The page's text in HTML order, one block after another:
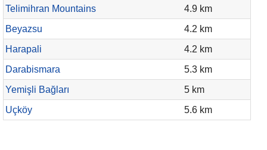
Telimihran Mountains
4.9 km
Beyazsu
4.2 km
Harapali
4.2 km
Darabismara
5.3 km
Yemişli Bağları
5 km
Uçköy
5.6 km